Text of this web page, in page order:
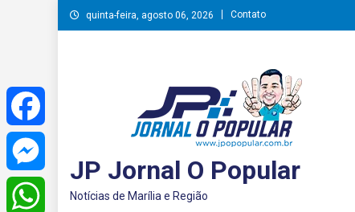
Skip
to
quinta-feira, agosto 06, 2026 Contato
JP Jornal O Popular
Notícias de Marília e Região
Facebook
Messenger